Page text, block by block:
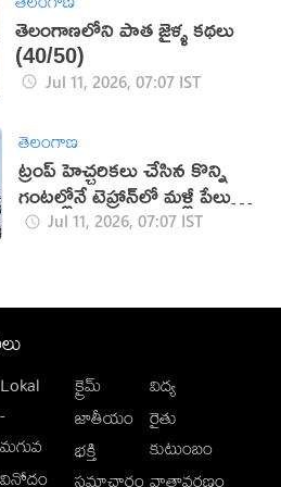
తెలంగాణలోని పాత జైళ్ళ కథలు
(40/50)
Jul 11, 2026, 07:07 IST
తెలంగాణ
ట్రంప్ హెచ్చరికలు చేసిన కొన్ని
గంటల్లోనే టెహ్రాన్‌లో మళ్లీ పేలుళ్లు
(వీడియో)
Jul 11, 2026, 07:07 IST
Lokal
-
మగువ
వినోదం
క్రైమ్
జాతీయం
భక్తి
విద్య
రైతు
కుటుంబం